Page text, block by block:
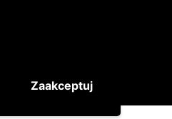
Zaakceptuj